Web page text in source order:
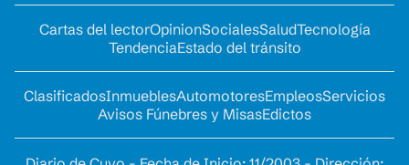
Cartas del lectorOpinionSocialesSaludTecnología
TendenciaEstado del tránsito
ClasificadosInmueblesAutomotoresEmpleosServicios
Avisos Fúnebres y MisasEdictos